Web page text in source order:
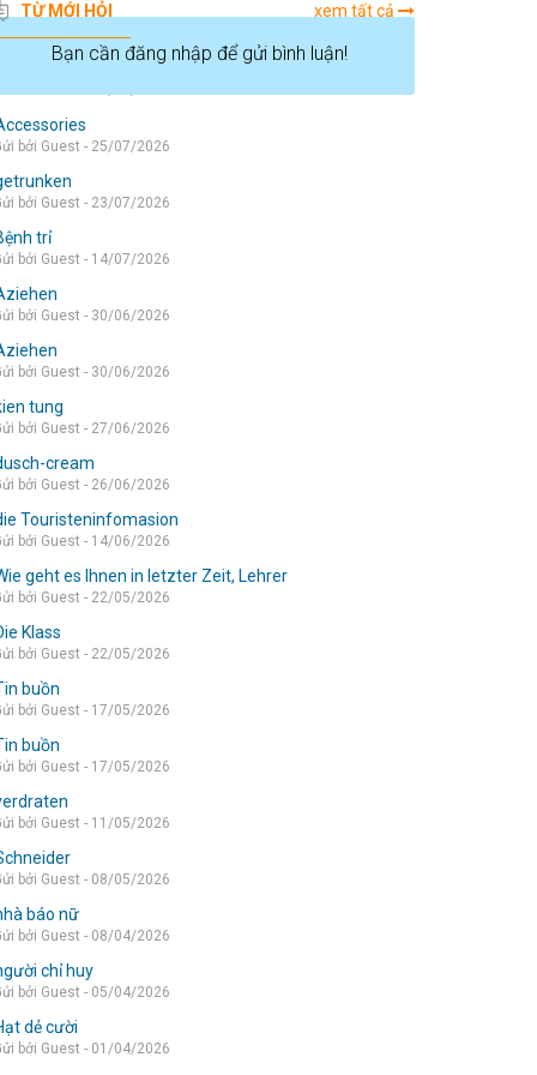
Bạn cần đăng nhập để gửi bình luận!
TỪ MỚI HỎI xem tất cả
die wohnung
bởi Guest - 25/07/2026
bởi Guest - 23/07/2026
trỉ
bởi Guest - 14/07/2026
bởi Guest - 30/06/2026
bởi Guest - 30/06/2026
tung
bởi Guest - 27/06/2026
cream
bởi Guest - 26/06/2026
Touristeninfomasion
bởi Guest - 14/06/2026
geht es Ihnen in letzter Zeit, Lehrer
bởi Guest - 22/05/2026
Klass
bởi Guest - 22/05/2026
buồn
bởi Guest - 17/05/2026
buồn
bởi Guest - 17/05/2026
bởi Guest - 11/05/2026
bởi Guest - 08/05/2026
báo nữ
bởi Guest - 08/04/2026
chỉ huy
bởi Guest - 05/04/2026
dẻ cười
bởi Guest - 01/04/2026